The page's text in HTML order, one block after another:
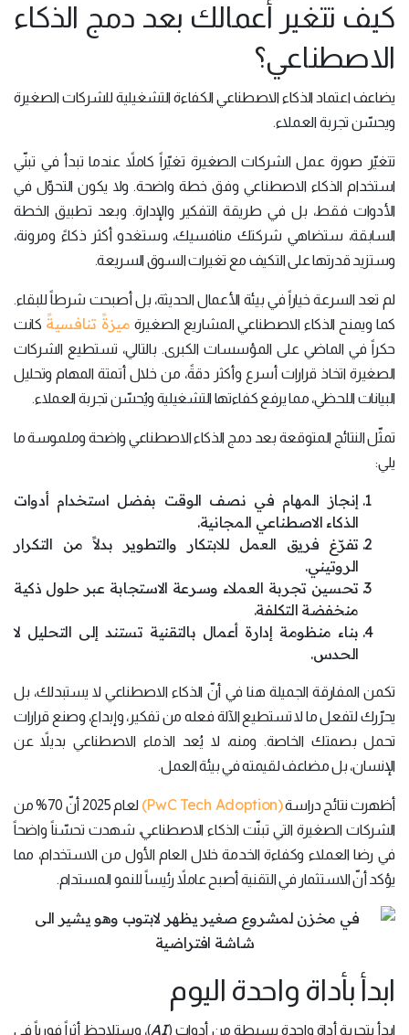
كيف تتغير أعمالك بعد دمج الذكاء
الاصطناعي؟
يضاعف اعتماد الذكاء الاصطناعي الكفاءة التشغيلية للشركات الصغيرة
ويحسّن تجربة العملاء.
تتغيّر صورة عمل الشركات الصغيرة تغيّراً كاملاً عندما تبدأ في تبنّي
استخدام الذكاء الاصطناعي وفق خطة واضحة. ولا يكون التحوّل في
الأدوات فقط، بل في طريقة التفكير والإدارة. وبعد تطبيق الخطة
السابقة، ستضاهي شركتك منافسيك، وستغدو أكثر ذكاءً ومرونة،
وستزيد قدرتها على التكيف مع تغيرات السوق السريعة.
لم تعد السرعة خياراً في بيئة الأعمال الحديثة، بل أصبحت شرطاً للبقاء.
كما ويمنح الذكاء الاصطناعي المشاريع الصغيرة ميزةً تنافسيةً كانت
حكراً في الماضي على المؤسسات الكبرى. بالتالي، تستطيع الشركات
الصغيرة اتخاذ قرارات أسرع وأكثر دقةً، من خلال أتمتة المهام وتحليل
البيانات اللحظي، مما يرفع كفاءتها التشغيلية ويُحسّن تجربة العملاء.
تمثّل النتائج المتوقعة بعد دمج الذكاء الاصطناعي واضحة وملموسة ما
يلي:
إنجاز المهام في نصف الوقت بفضل استخدام أدوات
الذكاء الاصطناعي المجانية.
تفرّغ فريق العمل للابتكار والتطوير بدلاً من التكرار
الروتيني.
تحسين تجربة العملاء وسرعة الاستجابة عبر حلول ذكية
منخفضة التكلفة.
بناء منظومة إدارة أعمال بالتقنية تستند إلى التحليل لا
الحدس.
تكمن المفارقة الجميلة هنا في أنّ الذكاء الاصطناعي لا يستبدلك، بل
يحرّرك لتفعل ما لا تستطيع الآلة فعله من تفكير، وإبداع، وصنع قرارات
تحمل بصمتك الخاصة. ومنه، لا يُعد الذماء الاصطناعي بديلاً عن
الإنسان، بل مضاعف لقيمته في بيئة العمل.
أظهرت نتائج دراسة(PwC Tech Adoption)
لعام 2025 أنّ 70% من
الشركات الصغيرة التي تبنّت الذكاء الاصطناعي، شهدت تحسّناً واضحاً
في رضا العملاء وكفاءة الخدمة خلال العام الأول من الاستخدام، مما
يؤكد أنّ الاستثمار في التقنية أصبح عاملاً رئيساً للنمو المستدام.
ابدأ بأداة واحدة اليوم
ابدأ بتجربة أداة واحدة بسيطة من أدوات (AI)، وستلاحظ أثراً فورياً في